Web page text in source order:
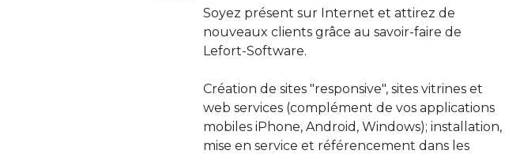
Soyez présent sur Internet et attirez de
nouveaux clients grâce au savoir-faire de
Lefort-Software.
Création de sites "responsive", sites vitrines et
web services (complément de vos applications
mobiles iPhone, Android, Windows); installation,
mise en service et référencement dans les